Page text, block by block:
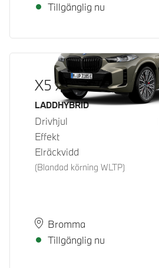
Tillgänglig nu
X5 xDrive50e
Bränsle
LADDHYBRID
Drivhjul
Effekt
Elräckvidd
(Blandad körning WLTP)
PlatsBromma
Leveranstid
Tillgänglig nu